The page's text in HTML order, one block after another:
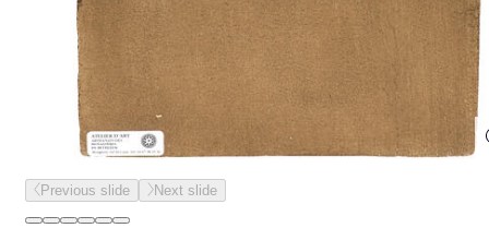
Previous slide Next slide